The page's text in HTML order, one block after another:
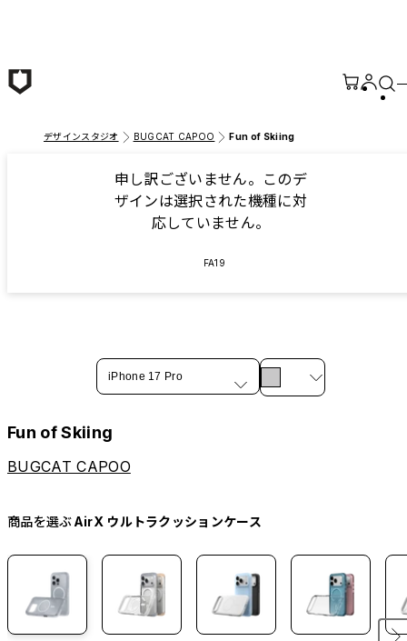
デザインスタジオ BUGCAT CAPOO Fun of Skiing
申し訳ございません。このデ
ザインは選択された機種に対
応していません。
FA19
iPhone 17 Pro
Fun of Skiing
BUGCAT CAPOO
商品を選ぶAirX ウルトラクッションケース